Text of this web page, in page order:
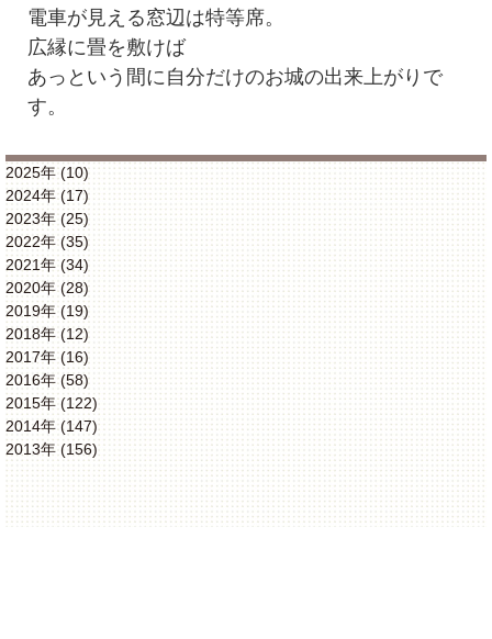
電車が見える窓辺は特等席。
広縁に畳を敷けば
あっという間に自分だけのお城の出来上がりで
す。
2025年 (10)
2024年 (17)
2023年 (25)
2022年 (35)
2021年 (34)
2020年 (28)
2019年 (19)
2018年 (12)
2017年 (16)
2016年 (58)
2015年 (122)
2014年 (147)
2013年 (156)